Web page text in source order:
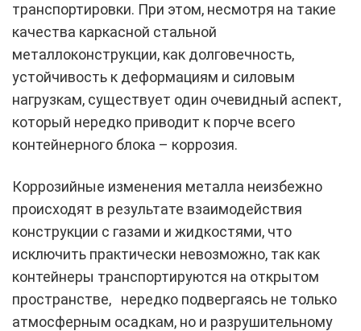
транспортировки. При этом, несмотря на такие
качества каркасной стальной
металлоконструкции, как долговечность,
устойчивость к деформациям и силовым
нагрузкам, существует один очевидный аспект,
который нередко приводит к порче всего
контейнерного блока – коррозия.
Коррозийные изменения металла неизбежно
происходят в результате взаимодействия
конструкции с газами и жидкостями, что
исключить практически невозможно, так как
контейнеры транспортируются на открытом
пространстве, нередко подвергаясь не только
атмосферным осадкам, но и разрушительному